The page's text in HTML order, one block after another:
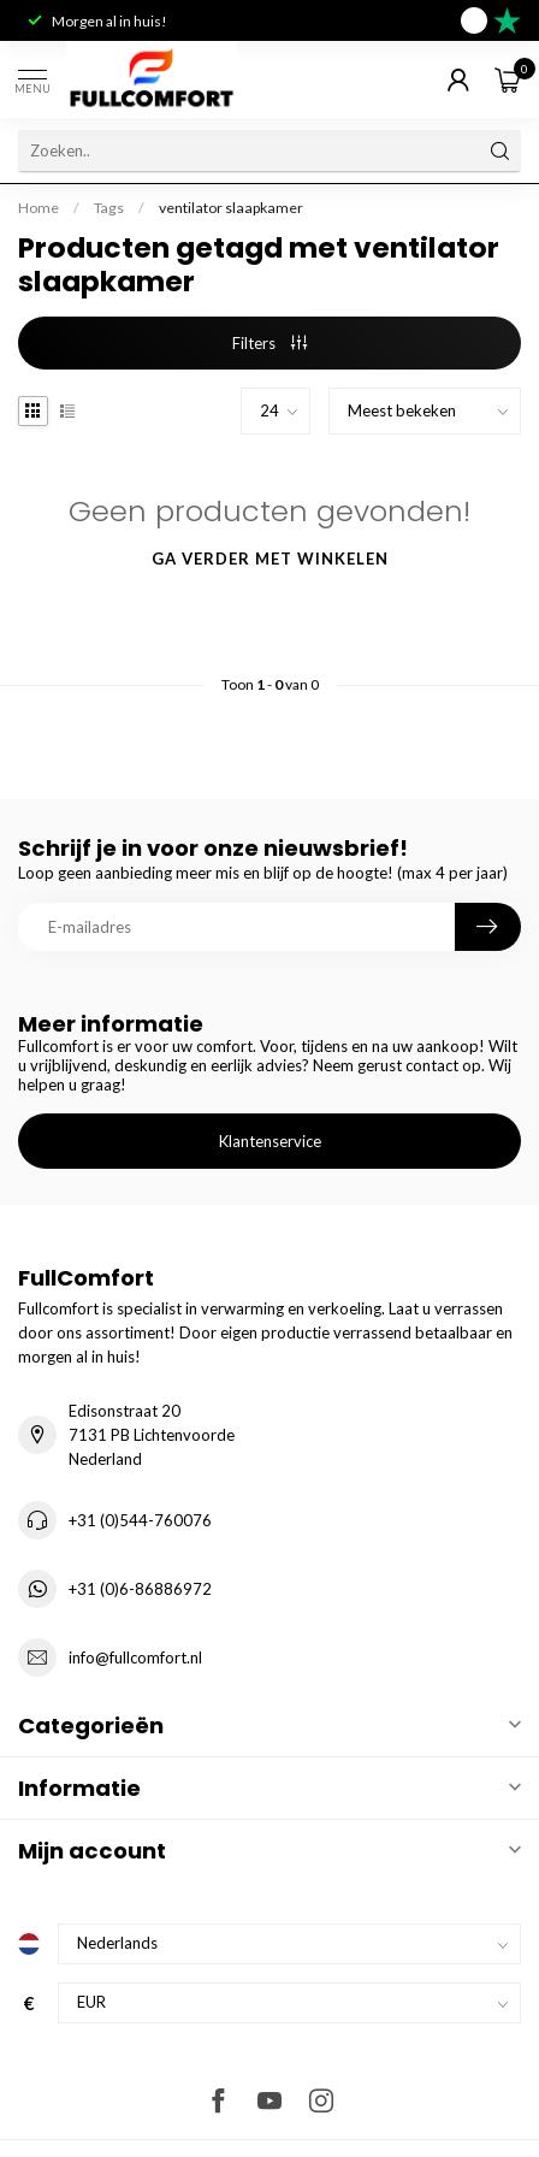
Morgen al in huis!
MENU
0
Home / Tags / ventilator slaapkamer
Producten getagd met ventilator
slaapkamer
Filters
Geen producten gevonden!
GA VERDER MET WINKELEN
Toon 1- 0van 0
Meer informatie
Fullcomfort is er voor uw comfort. Voor, tijdens en na uw aankoop! Wilt
u vrijblijvend, deskundig en eerlijk advies? Neem gerust contact op. Wij
helpen u graag!
Klantenservice
Schrijf je in voor onze nieuwsbrief!
Loop geen aanbieding meer mis en blijf op de hoogte! (max 4 per jaar)
FullComfort
Fullcomfort is specialist in verwarming en verkoeling. Laat u verrassen
door ons assortiment! Door eigen productie verrassend betaalbaar en
morgen al in huis!
Edisonstraat 20
7131 PB Lichtenvoorde
Nederland
+31 (0)544-760076
+31 (0)6-86886972
info@fullcomfort.nl
Categorieën
Informatie
Mijn account
€